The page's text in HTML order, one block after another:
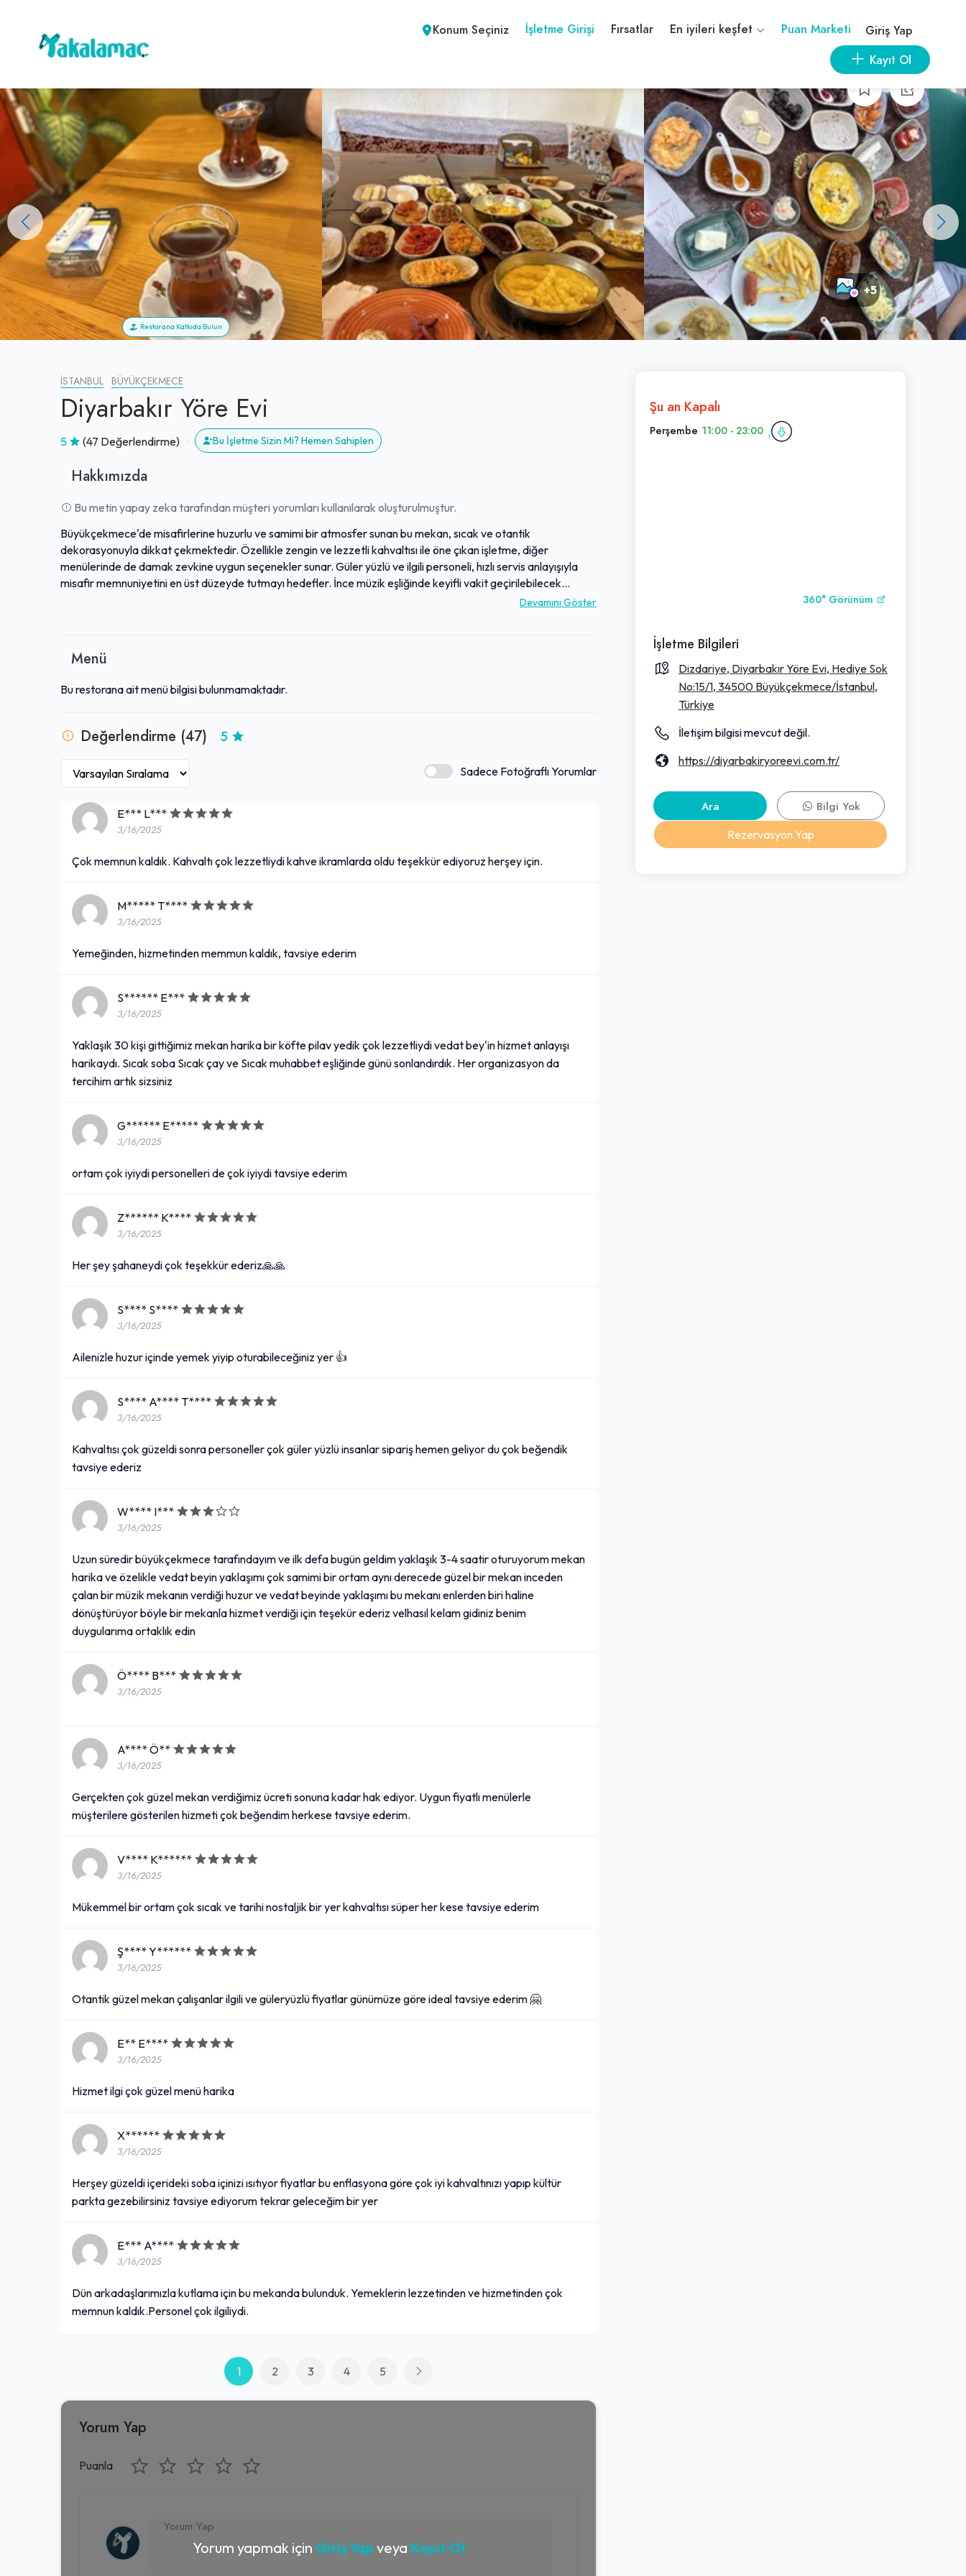
Konum Seçiniz İşletme Girişi Fırsatlar En iyileri keşfet Puan Marketi
Giriş Yap
Kayıt Ol
+5
Restorana Katkıda Bulun
İSTANBUL BÜYÜKÇEKMECE
Diyarbakır Yöre Evi
5 (47 Değerlendirme) Bu İşletme Sizin Mi? Hemen Sahiplen
Hakkımızda
Bu metin yapay zeka tarafından müşteri yorumları kullanılarak oluşturulmuştur.
Büyükçekmece'de misafirlerine huzurlu ve samimi bir atmosfer sunan bu mekan, sıcak ve otantik
dekorasyonuyla dikkat çekmektedir. Özellikle zengin ve lezzetli kahvaltısı ile öne çıkan işletme, diğer
menülerinde de damak zevkine uygun seçenekler sunar. Güler yüzlü ve ilgili personeli, hızlı servis anlayışıyla
misafir memnuniyetini en üst düzeyde tutmayı hedefler. İnce müzik eşliğinde keyifli vakit geçirilebilecek
nostaljik ambiyansı, aile yemeklerinden özel kutlamalara kadar her türlü buluşma için idealdir. Sunduğu kaliteli
Devamını Göster
Menü
Bu restorana ait menü bilgisi bulunmamaktadır.
Değerlendirme (47) 5
Sadece Fotoğraflı Yorumlar
E*** L***
3/16/2025
Çok memnun kaldık. Kahvaltı çok lezzetliydi kahve ikramlarda oldu teşekkür ediyoruz herşey için.
M***** T****
3/16/2025
Yemeğinden, hizmetinden memmun kaldık, tavsiye ederim
S****** E***
3/16/2025
Yaklaşık 30 kişi gittiğimiz mekan harika bir köfte pilav yedik çok lezzetliydi vedat bey'in hizmet anlayışı
harikaydı. Sıcak soba Sıcak çay ve Sıcak muhabbet eşliğinde günü sonlandırdık. Her organizasyon da
tercihim artık sizsiniz
G****** E*****
3/16/2025
ortam çok iyiydi personelleri de çok iyiydi tavsiye ederim
Z****** K****
3/16/2025
Her şey şahaneydi çok teşekkür ederiz🙏🙏
S**** S****
3/16/2025
Ailenizle huzur içinde yemek yiyip oturabileceğiniz yer 👍
S**** A**** T****
3/16/2025
Kahvaltısı çok güzeldi sonra personeller çok güler yüzlü insanlar sipariş hemen geliyor du çok beğendik
tavsiye ederiz
W**** I***
3/16/2025
Uzun süredir büyükçekmece tarafındayım ve ilk defa bugün geldim yaklaşık 3-4 saatir oturuyorum mekan
harika ve özelikle vedat beyin yaklaşımı çok samimi bir ortam aynı derecede güzel bir mekan inceden
çalan bir müzik mekanın verdiği huzur ve vedat beyinde yaklaşımı bu mekanı enlerden biri haline
dönüştürüyor böyle bir mekanla hizmet verdiği için teşekür ederiz velhasıl kelam gidiniz benim
duygularıma ortaklık edin
Ö**** B***
3/16/2025
A**** Ö**
3/16/2025
Gerçekten çok güzel mekan verdiğimiz ücreti sonuna kadar hak ediyor. Uygun fiyatlı menülerle
müşterilere gösterilen hizmeti çok beğendim herkese tavsiye ederim.
V**** K******
3/16/2025
Mükemmel bir ortam çok sıcak ve tarihi nostaljik bir yer kahvaltısı süper her kese tavsiye ederim
Ş**** Y******
3/16/2025
Otantik güzel mekan çalışanlar ilgili ve güleryüzlü fiyatlar günümüze göre ideal tavsiye ederim 🤗
E** E****
3/16/2025
Hizmet ilgi çok güzel menü harika
X******
3/16/2025
Herşey güzeldi içerideki soba içinizi ısıtıyor fiyatlar bu enflasyona göre çok iyi kahvaltınızı yapıp kültür
parkta gezebilirsiniz tavsiye ediyorum tekrar geleceğim bir yer
E*** A****
3/16/2025
Dün arkadaşlarımızla kutlama için bu mekanda bulunduk. Yemeklerin lezzetinden ve hizmetinden çok
memnun kaldık.Personel çok ilgiliydi.
1 2 3 4 5
Yorum Yap
Puanla
Yorum yapmak için Giriş Yap veya Kayıt Ol
Şu an Kapalı
Perşembe 11:00 - 23:00
360° Görünüm
İşletme Bilgileri
Dizdariye, Diyarbakır Yöre Evi, Hediye Sok
No:15/1, 34500 Büyükçekmece/İstanbul,
Türkiye
İletişim bilgisi mevcut değil.
https://diyarbakiryoreevi.com.tr/
Ara
Bilgi Yok
Rezervasyon Yap